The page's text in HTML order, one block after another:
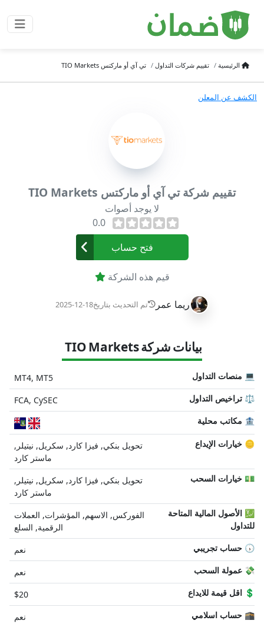
الرئيسية تقييم شركات التداول تي آي أو ماركتس TIO Markets
الكشف عن المعلن
تقييم شركة تي آي أو ماركتس TIO Markets
لا يوجد أصوات
0.0
ريما عمر تم التحديث بتاريخ2025-12-18
فتح حساب
قيم هذه الشركة
بيانات شركة TIO Markets
MT4, MT5 💻 منصات التداول
FCA, CySEC
⚖️ تراخيص التداول
🏦 مكاتب محلية
تحويل بنكي, فيزا كارد, سكريل, نيتيلر,
ماستر كارد
🪙 خيارات الإيداع
تحويل بنكي, فيزا كارد, سكريل, نيتيلر,
ماستر كارد
💵 خيارات السحب
الفوركس, الاسهم, المؤشرات, العملات
الرقمية, السلع
💹 الأصول المالية المتاحة
للتداول
نعم 🕠 حساب تجريبي
نعم 💸 عمولة السحب
$20 💲 اقل قيمة للايداع
نعم 🕋 حساب اسلامي